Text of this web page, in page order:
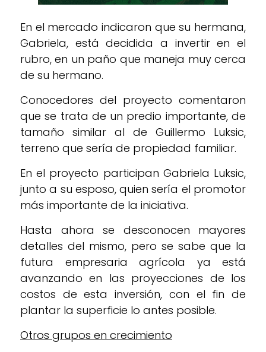
En el mercado indicaron que su hermana,
Gabriela, está decidida a invertir en el
rubro, en un paño que maneja muy cerca
de su hermano.
Conocedores del proyecto comentaron
que se trata de un predio importante, de
tamaño similar al de Guillermo Luksic,
terreno que sería de propiedad familiar.
En el proyecto participan Gabriela Luksic,
junto a su esposo, quien sería el promotor
más importante de la iniciativa.
Hasta ahora se desconocen mayores
detalles del mismo, pero se sabe que la
futura empresaria agrícola ya está
avanzando en las proyecciones de los
costos de esta inversión, con el fin de
plantar la superficie lo antes posible.
Otros grupos en crecimiento